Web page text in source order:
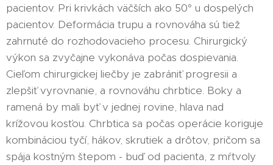
pacientov. Pri krivkách väčších ako 50° u dospelých
pacientov. Deformácia trupu a rovnováha sú tiež
zahrnuté do rozhodovacieho procesu. Chirurgický
výkon sa zvyčajne vykonáva počas dospievania.
Cieľom chirurgickej liečby je zabrániť progresii a
zlepšiť vyrovnanie, a rovnováhu chrbtice. Boky a
ramená by mali byť v jednej rovine, hlava nad
krížovou kosťou. Chrbtica sa počas operácie koriguje
kombináciou tyčí, hákov, skrutiek a drôtov, pričom sa
spája kostným štepom - buď od pacienta, z mŕtvoly